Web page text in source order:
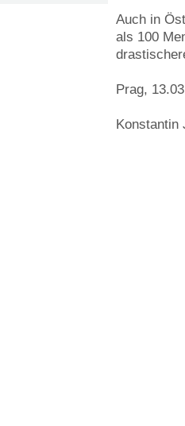
Auch in
als 100
Prag,
Konstantin